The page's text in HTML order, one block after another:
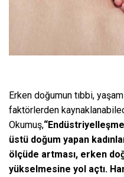
Erken doğumun tıbbi,
faktörlerden
Okumuş,
üstü doğum yapan
ölçüde artması, erken
yükselmesine yol açtı.